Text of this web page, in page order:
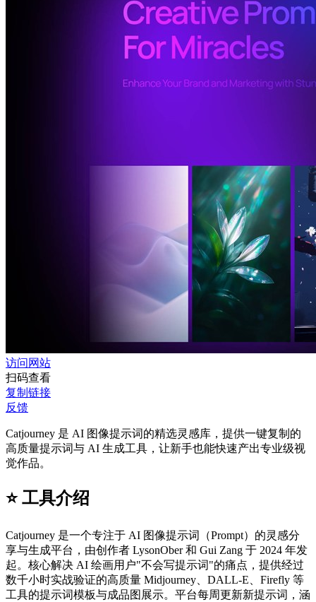
访问网站
扫码查看
复制链接
反馈
Catjourney 是 AI 图像提示词的精选灵感库，提供一键复制的
高质量提示词与 AI 生成工具，让新手也能快速产出专业级视
觉作品。
⭐️ 工具介绍
Catjourney 是一个专注于 AI 图像提示词（Prompt）的灵感分
享与生成平台，由创作者 LysonOber 和 Gui Zang 于 2024 年发
起。核心解决 AI 绘画用户"不会写提示词"的痛点，提供经过
数千小时实战验证的高质量 Midjourney、DALL-E、Firefly 等
工具的提示词模板与成品图展示。平台每周更新新提示词，涵